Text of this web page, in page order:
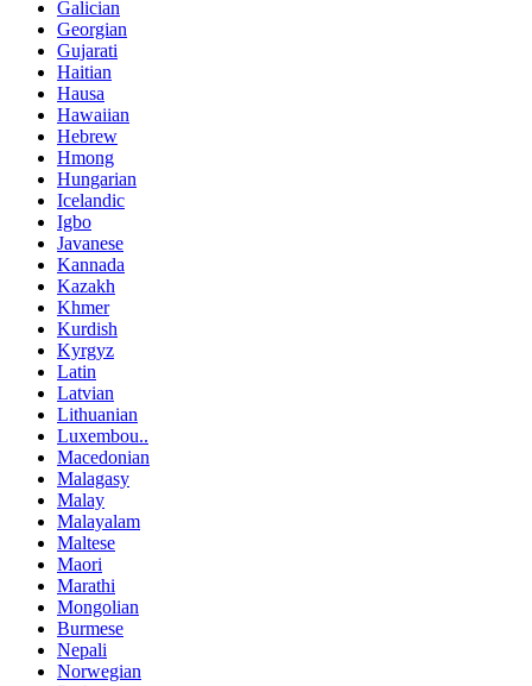
Galician
Georgian
Gujarati
Haitian
Hausa
Hawaiian
Hebrew
Hmong
Hungarian
Icelandic
Igbo
Javanese
Kannada
Kazakh
Khmer
Kurdish
Kyrgyz
Latin
Latvian
Lithuanian
Luxembou..
Macedonian
Malagasy
Malay
Malayalam
Maltese
Maori
Marathi
Mongolian
Burmese
Nepali
Norwegian